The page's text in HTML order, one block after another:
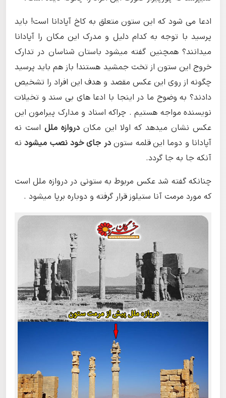
ادعا می شود که این ستون متعلق به کاخ آپادانا است! باید
پرسید با توجه به کدام دلیل و مدرک این مکان را آپادانا
میدانند؟ همچنین گفته میشود باستان شناسان در تدارک
خروج این ستون از تخت جمشید هستند! باز هم باید پرسید
چگونه از روی این عکس مقصد و هدف این افراد را تشخیص
دادند؟ به وضوح ما در اینجا با ادعا های بی سند و تخیلات
نویسنده مواجه هستیم . چراکه اسناد و مدارک پیرامون این
عکس نشان میدهد که اولا این مکان دروازه مللاست نه
آپادانا و دوما این قلمه ستوندر جای خود نصب میشودنه
آنکه جا به جا گردد.
چنانکه گفته شد عکس مربوط به ستونی در دروازه ملل است
که مورد مرمت آنا ستیلوز قرار گرفته و دوباره برپا میشود .